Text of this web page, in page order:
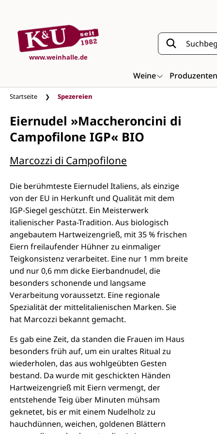
www.weinhalle.de
Weine Produzenten
Startseite Spezereien
Eiernudel »Maccheroncini di
Campofilone IGP« BIO
Marcozzi di Campofilone
Die berühmteste Eiernudel Italiens, als einzige
von der EU in Herkunft und Qualität mit dem
IGP-Siegel geschützt. Ein Meisterwerk
italienischer Pasta-Tradition. Aus biologisch
angebautem Hartweizengrieß, mit 35 % frischen
Eiern freilaufender Hühner zu einmaliger
Teigkonsistenz verarbeitet. Eine nur 1 mm breite
und nur 0,6 mm dicke Eierbandnudel, die
besonders schonende und langsame
Verarbeitung voraussetzt. Eine regionale
Spezialität der mittelitalienischen Marken. Sie
hat Marcozzi bekannt gemacht.
Es gab eine Zeit, da standen die Frauen im Haus
besonders früh auf, um ein uraltes Ritual zu
wiederholen, das aus wohlgeübten Gesten
bestand. Da wurde mit geschickten Händen
Hartweizengrieß mit Eiern vermengt, der
entstehende Teig über Minuten mühsam
geknetet, bis er mit einem Nudelholz zu
hauchdünnen, weichen, goldenen Blättern